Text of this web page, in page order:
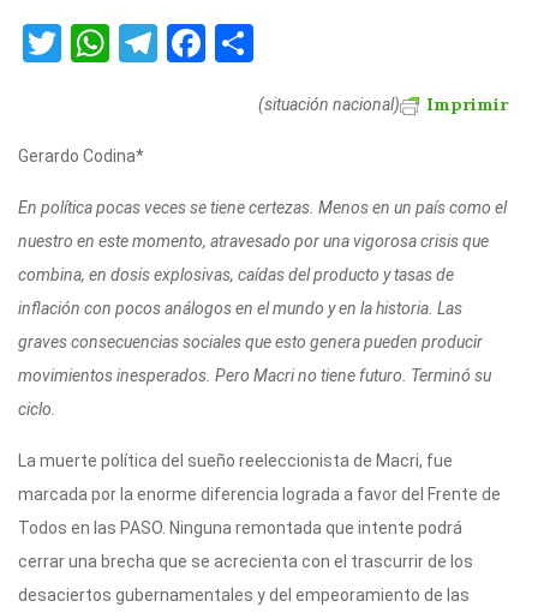
T
te
r
W
s
A
p
p
T
a
m
F
b
o
o
k
m
ar
ti
r
Imprimir
(situación nacional)
Gerardo Codina*
En política pocas veces se tiene certezas. Menos en un país como el
nuestro en este momento, atravesado por una vigorosa crisis que
combina, en dosis explosivas, caídas del producto y tasas de
inflación con pocos análogos en el mundo y en la historia. Las
graves consecuencias sociales que esto genera pueden producir
movimientos inesperados. Pero Macri no tiene futuro. Terminó su
ciclo.
La muerte política del sueño reeleccionista de Macri, fue
marcada por la enorme diferencia lograda a favor del Frente de
Todos en las PASO. Ninguna remontada que intente podrá
cerrar una brecha que se acrecienta con el trascurrir de los
desaciertos gubernamentales y del empeoramiento de las